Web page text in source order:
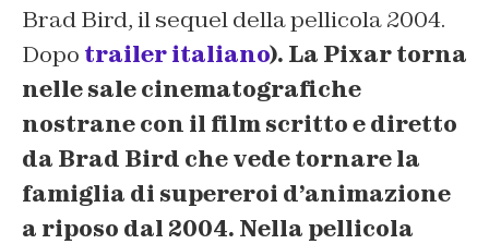
Brad Bird, il sequel della pellicola 2004.
Dopo trailer italiano). La Pixar torna
nelle sale cinematografiche
nostrane con il film scritto e diretto
da Brad Bird che vede tornare la
famiglia di supereroi d’animazione
a riposo dal 2004. Nella pellicola